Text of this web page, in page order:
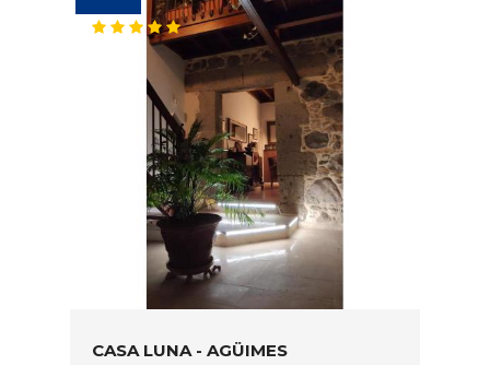
CASA LUNA - AGÜIMES